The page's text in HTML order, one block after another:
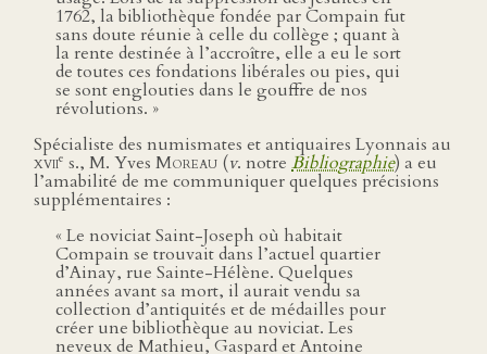
1762, la bibliothèque fondée par Compain fut
sans doute réunie à celle du collège ; quant à
la rente destinée à l’accroître, elle a eu le sort
de toutes ces fondations libérales ou pies, qui
se sont englouties dans le gouffre de nos
révolutions. »
Spécialiste des numismates et antiquaires Lyonnais au
xviie s., M. Yves Moreau (v. notre Bibliographie) a eu
l’amabilité de me communiquer quelques précisions
supplémentaires :
« Le noviciat Saint-Joseph où habitait
Compain se trouvait dans l’actuel quartier
d’Ainay, rue Sainte-Hélène. Quelques
années avant sa mort, il aurait vendu sa
collection d’antiquités et de médailles pour
créer une bibliothèque au noviciat. Les
neveux de Mathieu, Gaspard et Antoine